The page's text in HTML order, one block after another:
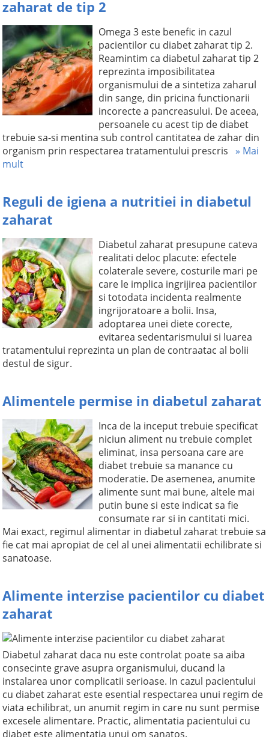
zaharat de tip 2
Omega 3 este benefic in cazul
pacientilor cu diabet zaharat tip 2.
Reamintim ca diabetul zaharat tip 2
reprezinta imposibilitatea
organismului de a sintetiza zaharul
din sange, din pricina functionarii
incorecte a pancreasului. De aceea,
persoanele cu acest tip de diabet
trebuie sa-si mentina sub control cantitatea de zahar din
organism prin respectarea tratamentului prescris » Mai
mult
Reguli de igiena a nutritiei in diabetul
zaharat
Diabetul zaharat presupune cateva
realitati deloc placute: efectele
colaterale severe, costurile mari pe
care le implica ingrijirea pacientilor
si totodata incidenta realmente
ingrijoratoare a bolii. Insa,
adoptarea unei diete corecte,
evitarea sedentarismului si luarea
tratamentului reprezinta un plan de contraatac al bolii
destul de sigur.
Alimentele permise in diabetul zaharat
Inca de la inceput trebuie specificat
niciun aliment nu trebuie complet
eliminat, insa persoana care are
diabet trebuie sa manance cu
moderatie. De asemenea, anumite
alimente sunt mai bune, altele mai
putin bune si este indicat sa fie
consumate rar si in cantitati mici.
Mai exact, regimul alimentar in diabetul zaharat trebuie sa
fie cat mai apropiat de cel al unei alimentatii echilibrate si
sanatoase.
Alimente interzise pacientilor cu diabet
zaharat
Diabetul zaharat daca nu este controlat poate sa aiba
consecinte grave asupra organismului, ducand la
instalarea unor complicatii serioase. In cazul pacientului
cu diabet zaharat este esential respectarea unui regim de
viata echilibrat, un anumit regim in care nu sunt permise
excesele alimentare. Practic, alimentatia pacientului cu
diabet este alimentatia unui om sanatos.